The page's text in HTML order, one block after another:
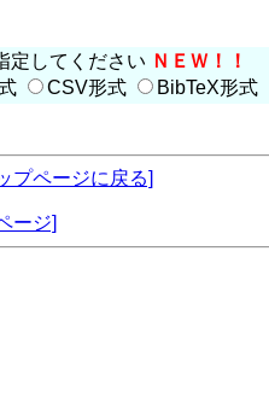
定してください ＮＥＷ！！
CSV形式 BibTeX形式
プページに戻る]
ージ]